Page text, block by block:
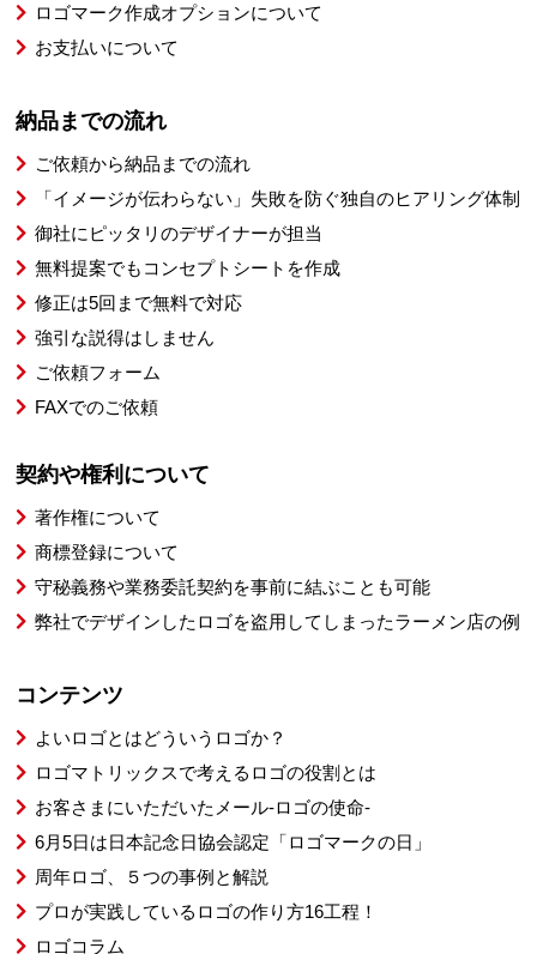
ロゴマーク作成オプションについて
お支払いについて
納品までの流れ
ご依頼から納品までの流れ
「イメージが伝わらない」失敗を防ぐ独自のヒアリング体制
御社にピッタリのデザイナーが担当
無料提案でもコンセプトシートを作成
修正は5回まで無料で対応
強引な説得はしません
ご依頼フォーム
FAXでのご依頼
契約や権利について
著作権について
商標登録について
守秘義務や業務委託契約を事前に結ぶことも可能
弊社でデザインしたロゴを盗用してしまったラーメン店の例
コンテンツ
よいロゴとはどういうロゴか？
ロゴマトリックスで考えるロゴの役割とは
お客さまにいただいたメール-ロゴの使命-
6月5日は日本記念日協会認定「ロゴマークの日」
周年ロゴ、５つの事例と解説
プロが実践しているロゴの作り方16工程！
ロゴコラム